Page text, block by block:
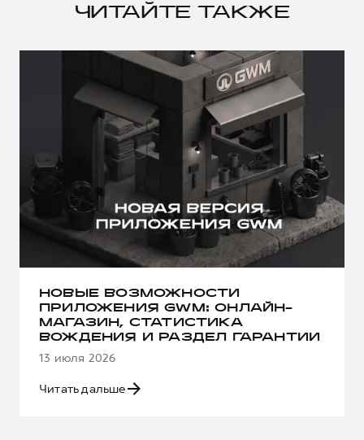
ЧИТАЙТЕ ТАКЖЕ
НОВЫЕ ВОЗМОЖНОСТИ
ПРИЛОЖЕНИЯ GWM: ОНЛАЙН-
МАГАЗИН, СТАТИСТИКА
ВОЖДЕНИЯ И РАЗДЕЛ ГАРАНТИИ
13 июля 2026
Читать дальше